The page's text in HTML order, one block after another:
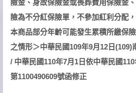
險金、身故保險金或喪葬費用保險金
險為不分紅保險單，不參加紅利分配
本商品部分年齡可能發生累積所繳保
之情形＞中華民國109年9月12日(109)
/ 中華民國110年7月1日依中華民國
第1100490609號函修正